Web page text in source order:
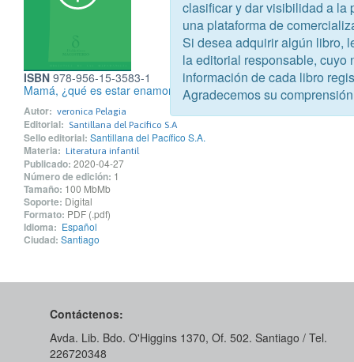
ISBN 978-956-15-3583-1
Mamá, ¿qué es estar enamorada?
Autor: veronica Pelagia
Editorial: Santillana del Pacífico S.A
Sello editorial: Santillana del Pacífico S.A.
Materia: Literatura infantil
Publicado: 2020-04-27
Número de edición: 1
Tamaño: 100 MbMb
Soporte: Digital
Formato: PDF (.pdf)
Idioma: Español
Ciudad: Santiago
Contáctenos:
Avda. Lib. Bdo. O'Higgins 1370, Of. 502. Santiago / Tel.
226720348
clasificar y dar visibilidad a la
una plataforma de
Si desea adquirir algún libro,
la editorial responsable, cuyo
información de cada libro
Agradecemos su